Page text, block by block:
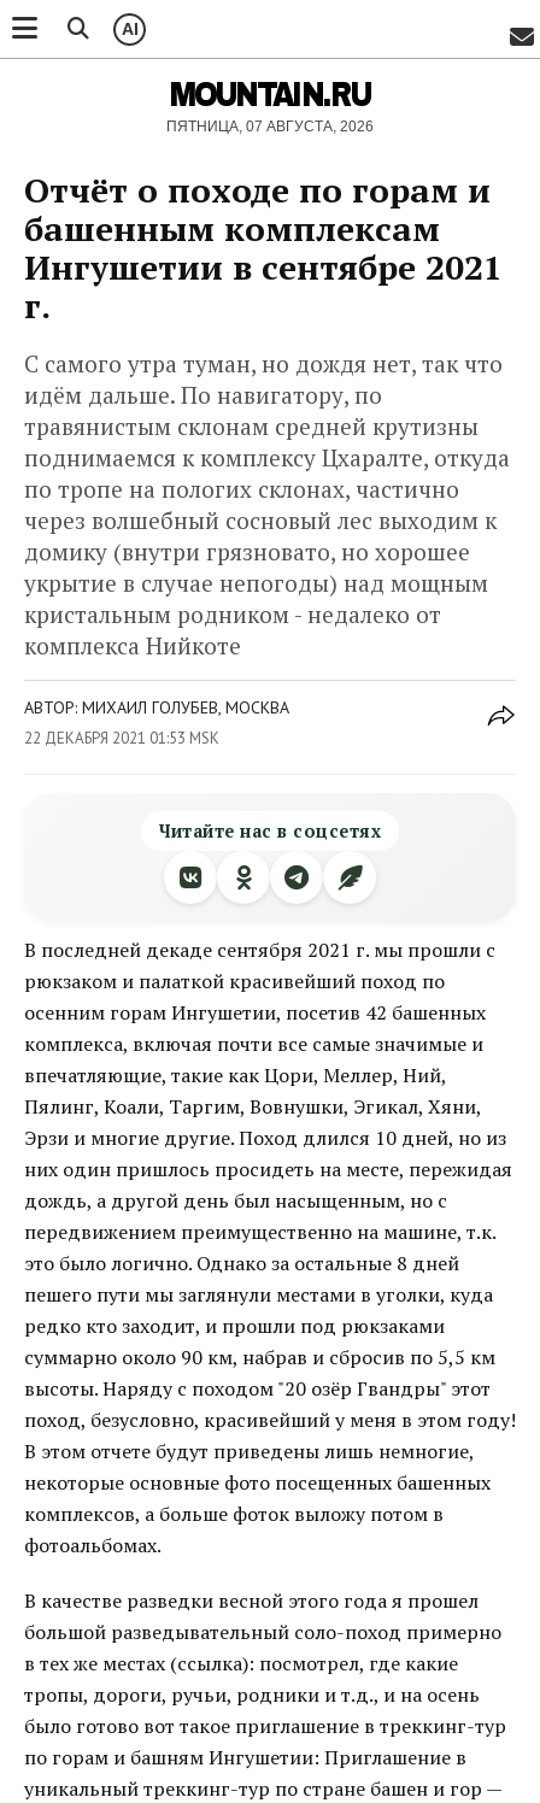
AI
MOUNTAIN.RU
ПЯТНИЦА, 07 АВГУСТА, 2026
Отчёт о походе по горам и
башенным комплексам
Ингушетии в сентябре 2021
г.
С самого утра туман, но дождя нет, так что
идём дальше. По навигатору, по
травянистым склонам средней крутизны
поднимаемся к комплексу Цхаралте, откуда
по тропе на пологих склонах, частично
через волшебный сосновый лес выходим к
домику (внутри грязновато, но хорошее
укрытие в случае непогоды) над мощным
кристальным родником - недалеко от
комплекса Нийкоте
АВТОР: МИХАИЛ ГОЛУБЕВ, МОСКВА
22 ДЕКАБРЯ 2021 01:53 MSK
Читайте нас в соцсетях
В последней декаде сентября 2021 г. мы прошли с
рюкзаком и палаткой красивейший поход по
осенним горам Ингушетии, посетив 42 башенных
комплекса, включая почти все самые значимые и
впечатляющие, такие как Цори, Меллер, Ний,
Пялинг, Коали, Таргим, Вовнушки, Эгикал, Хяни,
Эрзи и многие другие. Поход длился 10 дней, но из
них один пришлось просидеть на месте, пережидая
дождь, а другой день был насыщенным, но с
передвижением преимущественно на машине, т.к.
это было логично. Однако за остальные 8 дней
пешего пути мы заглянули местами в уголки, куда
редко кто заходит, и прошли под рюкзаками
суммарно около 90 км, набрав и сбросив по 5,5 км
высоты. Наряду с походом "20 озёр Гвандры" этот
поход, безусловно, красивейший у меня в этом году!
В этом отчете будут приведены лишь немногие,
некоторые основные фото посещенных башенных
комплексов, а больше фоток выложу потом в
фотоальбомах.
В качестве разведки весной этого года я прошел
большой разведывательный соло-поход примерно
в тех же местах (ссылка): посмотрел, где какие
тропы, дороги, ручьи, родники и т.д., и на осень
было готово вот такое приглашение в треккинг-тур
по горам и башням Ингушетии: Приглашение в
уникальный треккинг-тур по стране башен и гор —